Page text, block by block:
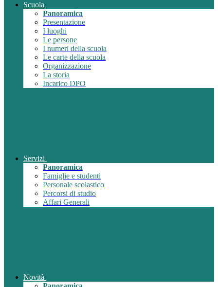
Scuola
Panoramica
Presentazione
I luoghi
Le persone
I numeri della scuola
Le carte della scuola
Organizzazione
La storia
Incarico DPO
Servizi
Panoramica
Famiglie e studenti
Personale scolastico
Percorsi di studio
Affari Generali
Novità